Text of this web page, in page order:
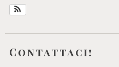
Contattaci!